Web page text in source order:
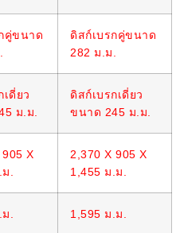
คู่ขนาด
ดิสก์เบรกคู่ขนาด
282 ม.ม.
เดี่ยว
ม.ม.
ดิสก์เบรกเดี่ยว
ขนาด 245 ม.ม.
X
.
2,370 X 905 X
1,455 ม.ม.
. 1,595 ม.ม.